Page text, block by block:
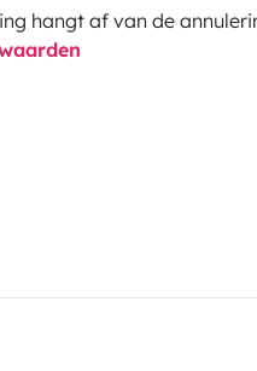
hangt af van de